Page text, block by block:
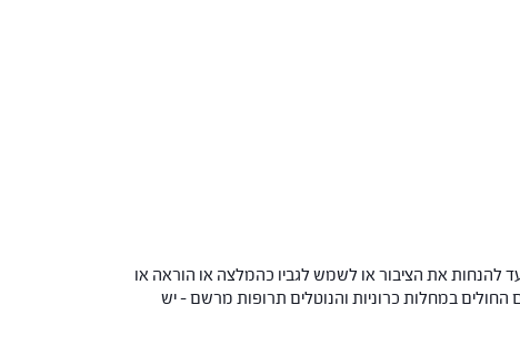
להנחות את הציבור או לשמש לגביו כהמלצה או הוראה או
החולים במחלות כרוניות והנוטלים תרופות מרשם – יש